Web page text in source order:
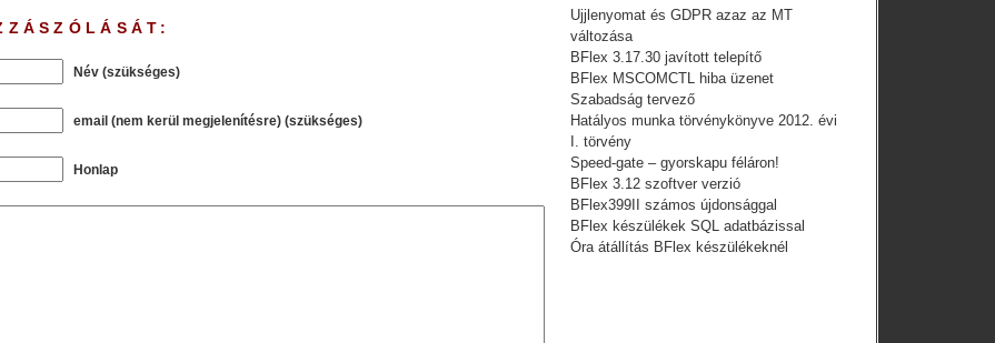
Név (szükséges)
email (nem kerül megjelenítésre) (szükséges)
Honlap
Ujjlenyomat és GDPR azaz az MT
változása
BFlex 3.17.30 javított telepítő
BFlex MSCOMCTL hiba üzenet
Szabadság tervező
Hatályos munka törvénykönyve 2012. évi
I. törvény
Speed-gate – gyorskapu féláron!
BFlex 3.12 szoftver verzió
BFlex399II számos újdonsággal
BFlex készülékek SQL adatbázissal
Óra átállítás BFlex készülékeknél